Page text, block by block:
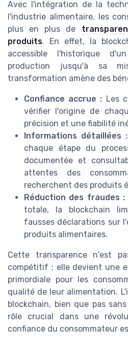
Avec l'intégration de la
l'industrie alimentaire, les
plus en plus de
produits. En effet, la
accessible l'historique
production jusqu'à sa
transformation amène des
Confiance accrue : Les
vérifier l'origine de
précision et une fiabilité
Informations détaillées :
chaque étape du
documentée et
attentes des
recherchent des produits
Réduction des fraudes :
totale, la blockchain
fausses déclarations sur
produits alimentaires.
Cette transparence n'est
compétitif ; elle devient une
primordiale pour les
qualité de leur alimentation.
blockchain, bien que pas
rôle crucial dans une
confiance du consommateur